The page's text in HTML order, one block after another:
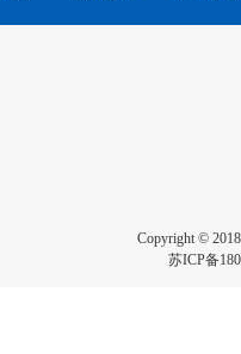
Copyright ©
苏ICP备